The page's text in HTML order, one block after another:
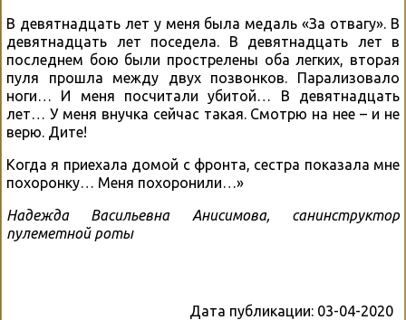
В девятнадцать лет у меня была медаль «За отвагу». В
девятнадцать лет поседела. В девятнадцать лет в
последнем бою были прострелены оба легких, вторая
пуля прошла между двух позвонков. Парализовало
ноги… И меня посчитали убитой… В девятнадцать
лет… У меня внучка сейчас такая. Смотрю на нее – и не
верю. Дите!
Когда я приехала домой с фронта, сестра показала мне
похоронку… Меня похоронили…»
Надежда Васильевна Анисимова, санинструктор
пулеметной роты
Дата публикации: 03-04-2020